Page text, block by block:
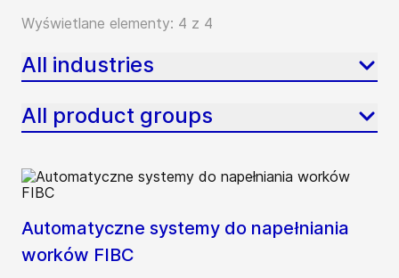
Wyświetlane elementy: 4 z 4
All industries
All product groups
Automatyczne systemy do napełniania
worków FIBC